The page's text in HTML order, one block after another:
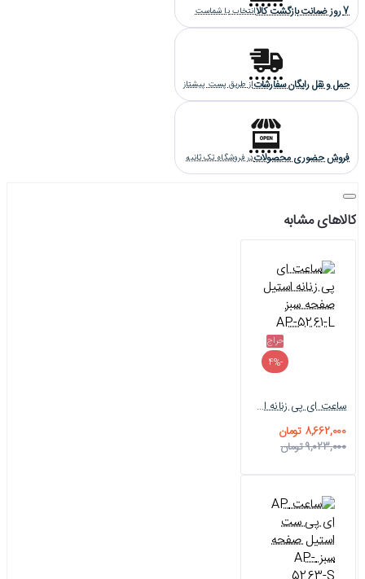
7 روز ضمانت بازگشت کالا انتخاب با شماست
حمل و نقل رایگان سفارشاتاز طریق پست پیشتاز
فروش حضوری محصولاتدر فروشگاه تک ثانیه
کالاهای مشابه
حراج
-4%
ساعت ای پی زنانه استیل صفحه سبز AP-5261-L
8,662,000 تومان
9,023,000 تومان